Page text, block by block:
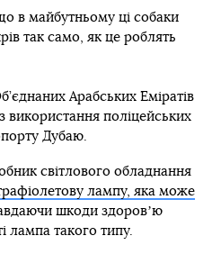
в майбутньому ці собаки
так само, як це роблять
Арабських Еміратів
використання поліцейських
Дубаю.
світлового обладнання
лампу, яка може
шкоди здоровʼю
лампа такого типу.